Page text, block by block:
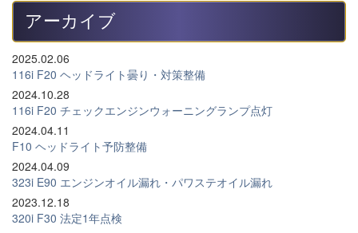
アーカイブ
2025.02.06
116i F20 ヘッドライト曇り・対策整備
2024.10.28
116i F20 チェックエンジンウォーニングランプ点灯
2024.04.11
F10 ヘッドライト予防整備
2024.04.09
323i E90 エンジンオイル漏れ・パワステオイル漏れ
2023.12.18
320i F30 法定1年点検